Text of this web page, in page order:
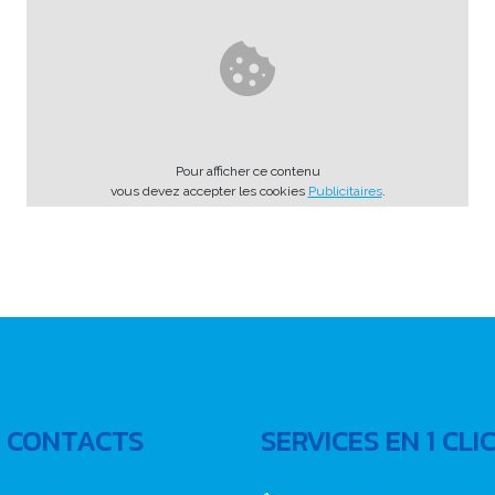
Pour afficher ce contenu
vous devez accepter les cookies Publicitaires.
SERVICES EN 1 CLIC